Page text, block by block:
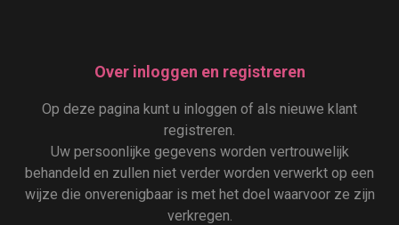
Over inloggen en registreren
Op deze pagina kunt u inloggen of als nieuwe klant
registreren.
Uw persoonlijke gegevens worden vertrouwelijk
behandeld en zullen niet verder worden verwerkt op een
wijze die onverenigbaar is met het doel waarvoor ze zijn
verkregen.